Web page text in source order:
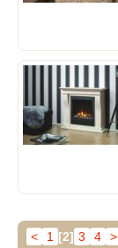
< 1 [2] 3 4 >